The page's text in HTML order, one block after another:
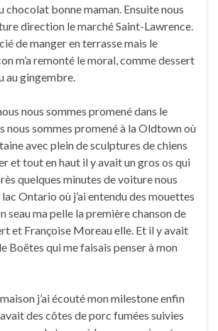
chocolat bonne maman. Ensuite nous
direction le marché Saint-Lawrence.
de manger en terrasse mais le
m’a remonté le moral, comme dessert
au gingembre.
nous sommes promené dans le
nous sommes promené à la Oldtown où
avec plein de sculptures de chiens
et tout en haut il y avait un gros os qui
quelques minutes de voiture nous
Ontario où j’ai entendu des mouettes
seau ma pelle la première chanson de
et Françoise Moreau elle. Et il y avait
Boëtes qui me faisais penser à mon
j’ai écouté mon milestone enfin
des côtes de porc fumées suivies